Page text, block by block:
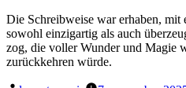
Die Schreibweise war erhaben, mit
sowohl einzigartig als auch
zog, die voller Wunder und Magie
zurückkehren würde.